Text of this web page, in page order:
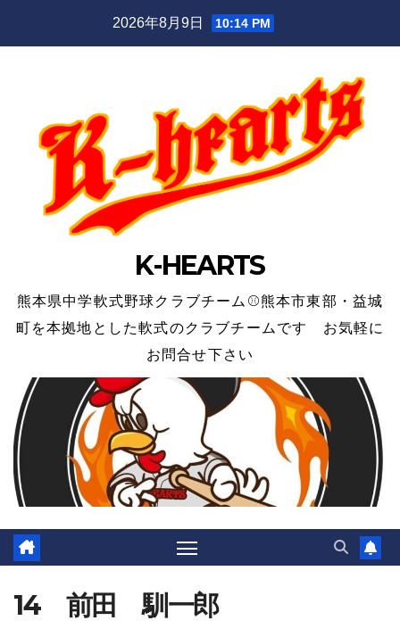
2026年8月9日 10:14 PM
K-HEARTS
熊本県中学軟式野球クラブチーム⚾熊本市東部・益城
町を本拠地とした軟式のクラブチームです お気軽に
お問合せ下さい
14 前田 馴一郎